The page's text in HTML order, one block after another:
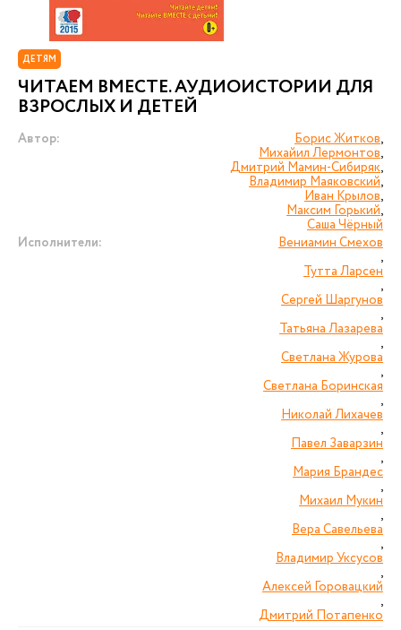
ДЕТЯМ
ЧИТАЕМ ВМЕСТЕ. АУДИОИСТОРИИ ДЛЯ
ВЗРОСЛЫХ И ДЕТЕЙ
Автор: Борис Житков,
Михайил Лермонтов,
Дмитрий Мамин-Сибиряк,
Владимир Маяковский,
Иван Крылов,
Максим Горький,
Саша Чёрный
Исполнители:
Вениамин Смехов
,
Тутта Ларсен
,
Сергей Шаргунов
,
Татьяна Лазарева
,
Светлана Журова
,
Светлана Боринская
,
Николай Лихачев
,
Павел Заварзин
,
Мария Брандес
,
Михаил Мукин
,
Вера Савельева
,
Владимир Уксусов
,
Алексей Горовацкий
,
Дмитрий Потапенко